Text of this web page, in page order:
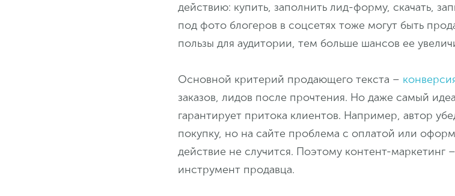
действию: купить, заполнить лид-форму, скачать,
под фото блогеров в соцсетях тоже могут быть
пользы для аудитории, тем больше шансов ее
Основной критерий продающего текста –
заказов, лидов после прочтения. Но даже самый
гарантирует притока клиентов. Например, автор
покупку, но на сайте проблема с оплатой или
действие не случится. Поэтому контент-маркетинг
инструмент продавца.